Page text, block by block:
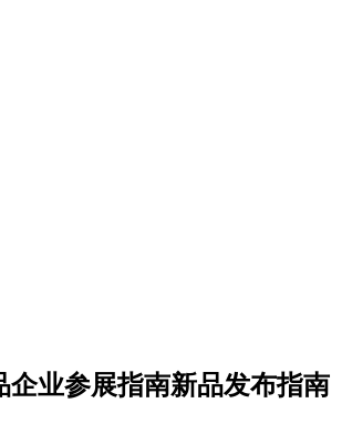
企业参展指南新品发布指南